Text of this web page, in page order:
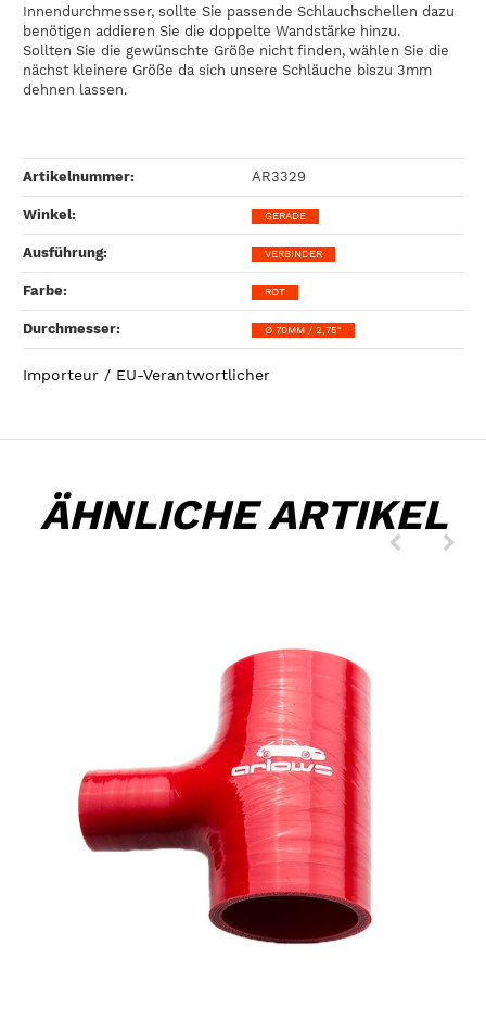
Innendurchmesser, sollte Sie passende Schlauchschellen dazu
benötigen addieren Sie die doppelte Wandstärke hinzu.
Sollten Sie die gewünschte Größe nicht finden, wählen Sie die
nächst kleinere Größe da sich unsere Schläuche biszu 3mm
dehnen lassen.
Artikelnummer: AR3329
Winkel‍: GERADE
Ausführung‍: VERBINDER
Farbe‍: ROT
Durchmesser‍: Ø 70MM / 2,75"
Importeur / EU-Verantwortlicher
ÄHNLICHE ARTIKEL